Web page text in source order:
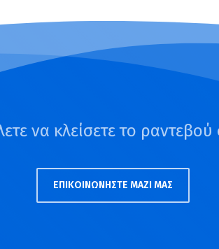
να κλείσετε το ραντεβού
ΕΠΙΚΟΙΝΩΝΗΣΤΕ ΜΑΖΙ ΜΑΣ